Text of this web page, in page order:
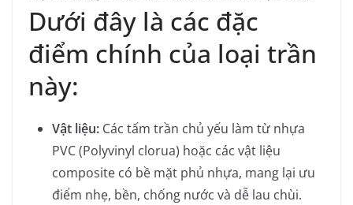
Dưới đây là các đặc
điểm chính của loại trần
này:
Vật liệu: Các tấm trần chủ yếu làm từ nhựa
PVC (Polyvinyl clorua) hoặc các vật liệu
composite có bề mặt phủ nhựa, mang lại ưu
điểm nhẹ, bền, chống nước và dễ lau chùi.